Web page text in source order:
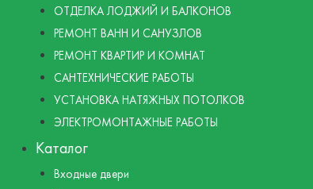
ОТДЕЛКА ЛОДЖИЙ И БАЛКОНОВ
РЕМОНТ ВАНН И САНУЗЛОВ
РЕМОНТ КВАРТИР И КОМНАТ
САНТЕХНИЧЕСКИЕ РАБОТЫ
УСТАНОВКА НАТЯЖНЫХ ПОТОЛКОВ
ЭЛЕКТРОМОНТАЖНЫЕ РАБОТЫ
Каталог
Входные двери